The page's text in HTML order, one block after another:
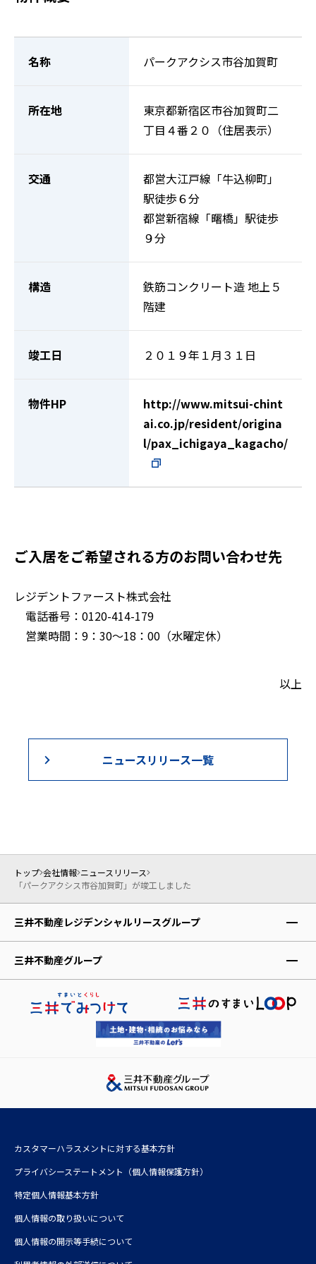
名称 パークアクシス市谷加賀町
所在地
東京都新宿区市谷加賀町二
丁目４番２０（住居表示）
交通
都営大江戸線「牛込柳町」
駅徒歩６分
都営新宿線「曙橋」駅徒歩
９分
構造
鉄筋コンクリート造 地上５
階建
竣工日 ２０１９年１月３１日
物件HP
http://www.mitsui-chint
ai.co.jp/resident/origina
l/pax_ichigaya_kagacho/
ご入居をご希望される方のお問い合わせ先
レジデントファースト株式会社
電話番号：0120-414-179
営業時間：9：30～18：00（水曜定休）
以上
ニュースリリース一覧
トップ 会社情報 ニュースリリース
「パークアクシス市谷加賀町」が竣工しました
三井不動産レジデンシャルリースグループ
レジデントファースト株式会社
株式会社アコモデーションファースト
レジデントアシスタンス株式会社
レジデントインシュアランス少額短期保険株式会社
三井不動産グループ
三井不動産株式会社
三井不動産レジデンシャル株式会社
三井不動産リアルティ株式会社
三井デザインテック株式会社
三井不動産レジデンシャルサービス株式会社
カスタマーハラスメントに対する基本方針
プライバシーステートメント（個人情報保護方針）
特定個人情報基本方針
個人情報の取り扱いについて
個人情報の開示等手続について